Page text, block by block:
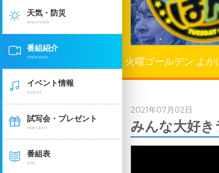
天気・防災
WEATHER
番組紹介
PROGRAM
イベント情報
EVENT
試写会・プレゼント
PRESENT
番組表
EPG
火曜ゴールデン よ
2021年07月02日
みんな大好